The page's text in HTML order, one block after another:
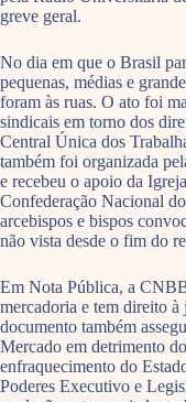
greve geral.
No dia em que o Brasil
pequenas, médias e
foram às ruas. O ato foi
sindicais em torno dos
Central Única dos
também foi organizada
e recebeu o apoio da
Confederação Nacional
arcebispos e bispos
não vista desde o fim do
Em Nota Pública, a
mercadoria e tem direito
documento também
Mercado em detrimento
enfraquecimento do
Poderes Executivo e